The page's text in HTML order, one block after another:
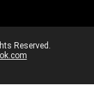
Reserved.